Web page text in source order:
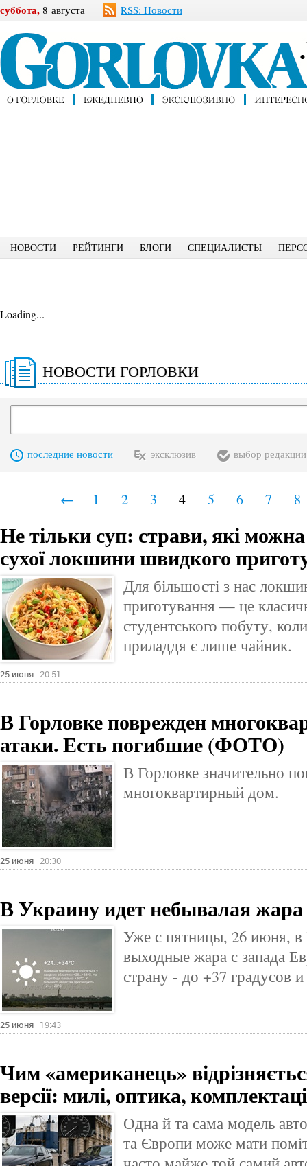
суббота, 8 августа RSS: Новости
НОВОСТИ РЕЙТИНГИ БЛОГИ СПЕЦИАЛИСТЫ
Loading...
НОВОСТИ ГОРЛОВКИ
последние новости эксклюзив выбор редакции
← 1 2 3 4 5 6 7 8
Не тільки суп: страви, які
сухої локшини швидкого
Для більшості з нас
приготування — це
студентського побуту,
приладдя є лише чайник.
25 июня 20:51
В Горловке поврежден
атаки. Есть погибшие (ФОТО)
В Горловке значительно
многоквартирный дом.
25 июня 20:30
В Украину идет небывалая жара
Уже с пятницы, 26 июня, в
выходные жара с запада
страну - до +37 градусов
25 июня 19:43
Чим «американець»
версії: милі, оптика,
Одна й та сама модель
та Європи може мати